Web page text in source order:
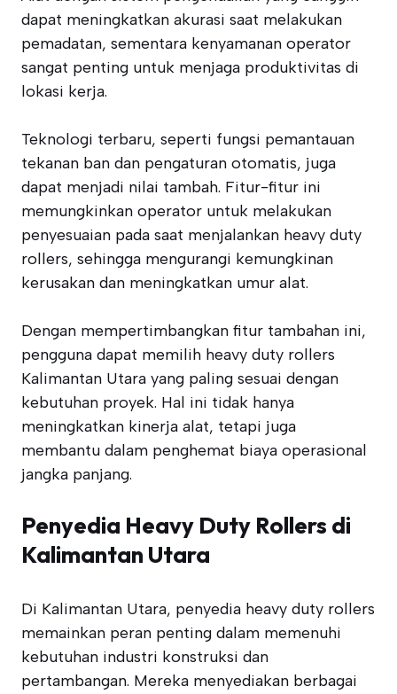
dapat meningkatkan akurasi saat melakukan
pemadatan, sementara kenyamanan operator
sangat penting untuk menjaga produktivitas di
lokasi kerja.
Teknologi terbaru, seperti fungsi pemantauan
tekanan ban dan pengaturan otomatis, juga
dapat menjadi nilai tambah. Fitur-fitur ini
memungkinkan operator untuk melakukan
penyesuaian pada saat menjalankan heavy duty
rollers, sehingga mengurangi kemungkinan
kerusakan dan meningkatkan umur alat.
Dengan mempertimbangkan fitur tambahan ini,
pengguna dapat memilih heavy duty rollers
Kalimantan Utara yang paling sesuai dengan
kebutuhan proyek. Hal ini tidak hanya
meningkatkan kinerja alat, tetapi juga
membantu dalam penghemat biaya operasional
jangka panjang.
Penyedia Heavy Duty Rollers di
Kalimantan Utara
Di Kalimantan Utara, penyedia heavy duty rollers
memainkan peran penting dalam memenuhi
kebutuhan industri konstruksi dan
pertambangan. Mereka menyediakan berbagai